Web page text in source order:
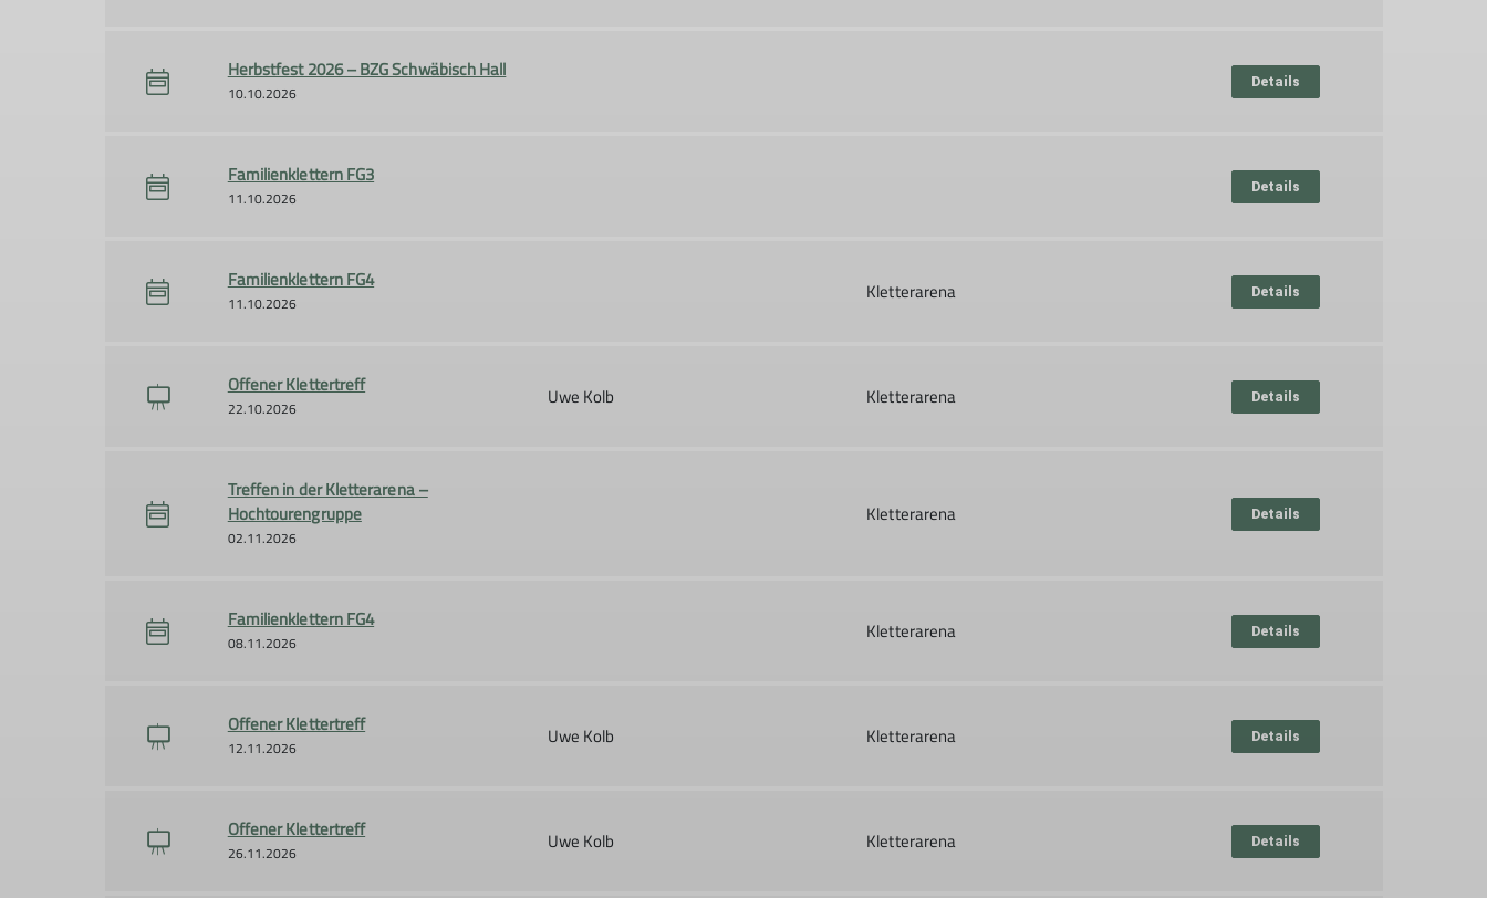
Herbstfest 2026 – BZG Schwäbisch Hall
10.10.2026
Details
Familienklettern FG3
11.10.2026
Details
Familienklettern FG4
11.10.2026 Kletterarena Details
Offener Klettertreff
22.10.2026 Uwe Kolb Kletterarena Details
Treffen in der Kletterarena –
Hochtourengruppe
02.11.2026
Kletterarena Details
Familienklettern FG4
08.11.2026 Kletterarena Details
Offener Klettertreff
12.11.2026 Uwe Kolb Kletterarena Details
Offener Klettertreff
26.11.2026 Uwe Kolb Kletterarena Details